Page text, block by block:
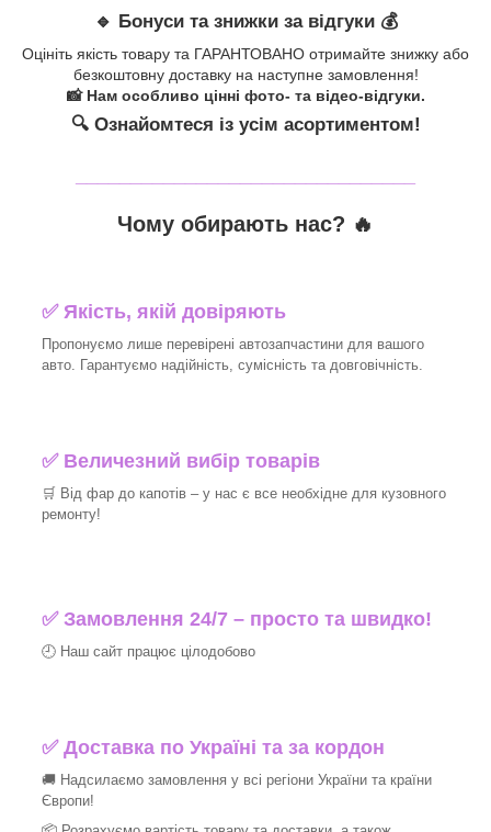
🔹 Бонуси та знижки за відгуки 💰
Оцініть якість товару та ГАРАНТОВАНО отримайте знижку або
безкоштовну доставку на наступне замовлення!
📸 Нам особливо цінні фото- та відео-відгуки.
🔍 Ознайомтеся із усім асортиментом!
Чому обирають нас? 🔥
✅ Якість, якій довіряють
Пропонуємо лише перевірені автозапчастини для вашого
авто. Гарантуємо надійність, сумісність та довговічність.
✅ Величезний вибір товарів
🛒 Від фар до капотів – у нас є все необхідне для кузовного
ремонту!
✅ Замовлення 24/7 – просто та швидко!
🕘 Наш сайт працює цілодобово
✅ Доставка по Україні та за кордон
🚚 Надсилаємо замовлення у всі регіони України та країни
Європи!